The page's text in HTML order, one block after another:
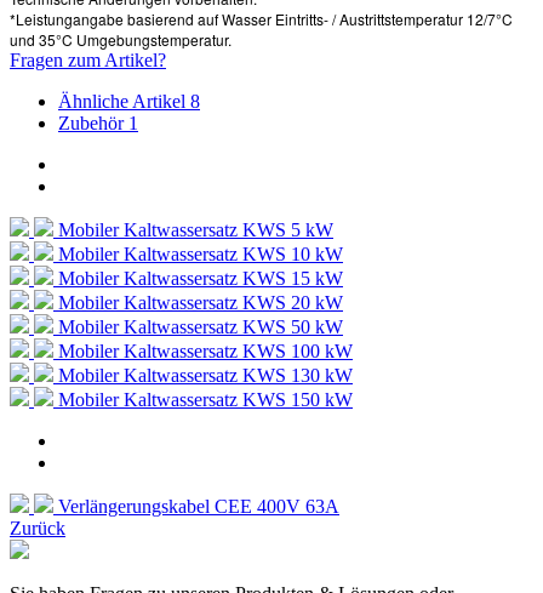
*Leistungangabe basierend auf Wasser Eintritts- / Austrittstemperatur 12/7°C
und 35°C Umgebungstemperatur.
Fragen zum Artikel?
Ähnliche Artikel 8
Zubehör 1
Mobiler Kaltwassersatz KWS 5 kW
Mobiler Kaltwassersatz KWS 10 kW
Mobiler Kaltwassersatz KWS 15 kW
Mobiler Kaltwassersatz KWS 20 kW
Mobiler Kaltwassersatz KWS 50 kW
Mobiler Kaltwassersatz KWS 100 kW
Mobiler Kaltwassersatz KWS 130 kW
Mobiler Kaltwassersatz KWS 150 kW
Verlängerungskabel CEE 400V 63A
Zurück